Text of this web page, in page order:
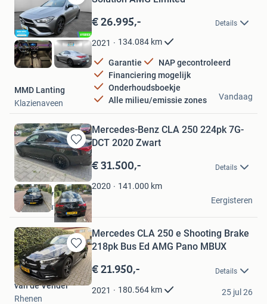
Bewaren
in
Mijn
Favorieten
€ 26.995,- Details
2021 134.084 km
Garantie
NAP gecontroleerd
Financiering mogelijk
Onderhoudsboekje
Alle milieu/emissie zones
MMD Lanting
Klazienaveen
Vandaag
Bewaren
in
Mijn
Favorieten
Mercedes-Benz CLA 250 224pk 7G-
DCT 2020 Zwart
€ 31.500,- Details
2020 141.000 km
thomas dyne
Oosterhout
Eergisteren
Bewaren
in
Mijn
Favorieten
Mercedes CLA 250 e Shooting Brake
218pk Bus Ed AMG Pano MBUX
€ 21.950,- Details
2021 180.564 km
van de Vendel
Rhenen
25 jul 26